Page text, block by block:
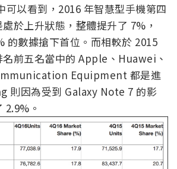
以看到，2016 年智慧型手機第四
於上升狀態，整體提升了 7%，
的數據搶下首位。而相較於 2015
前五名當中的 Apple、Huawei、
Equipment 都是進
則因為受到 Galaxy Note 7 的影
2.9%。